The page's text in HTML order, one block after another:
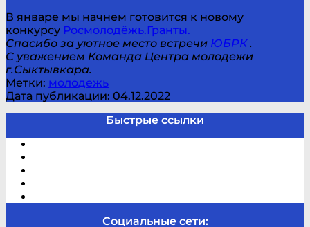
В январе мы начнем готовится к новому
конкурсу Росмолодёжь.Гранты.
Спасибо за уютное место встречи ЮБРК.
С уважением Команда Центра молодежи
г.Сыктывкара.
Метки: молодежь
Дата публикации: 04.12.2022
Быстрые ссылки
Социальные сети: